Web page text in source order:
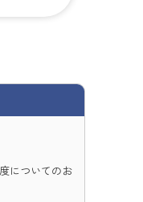
についてのお